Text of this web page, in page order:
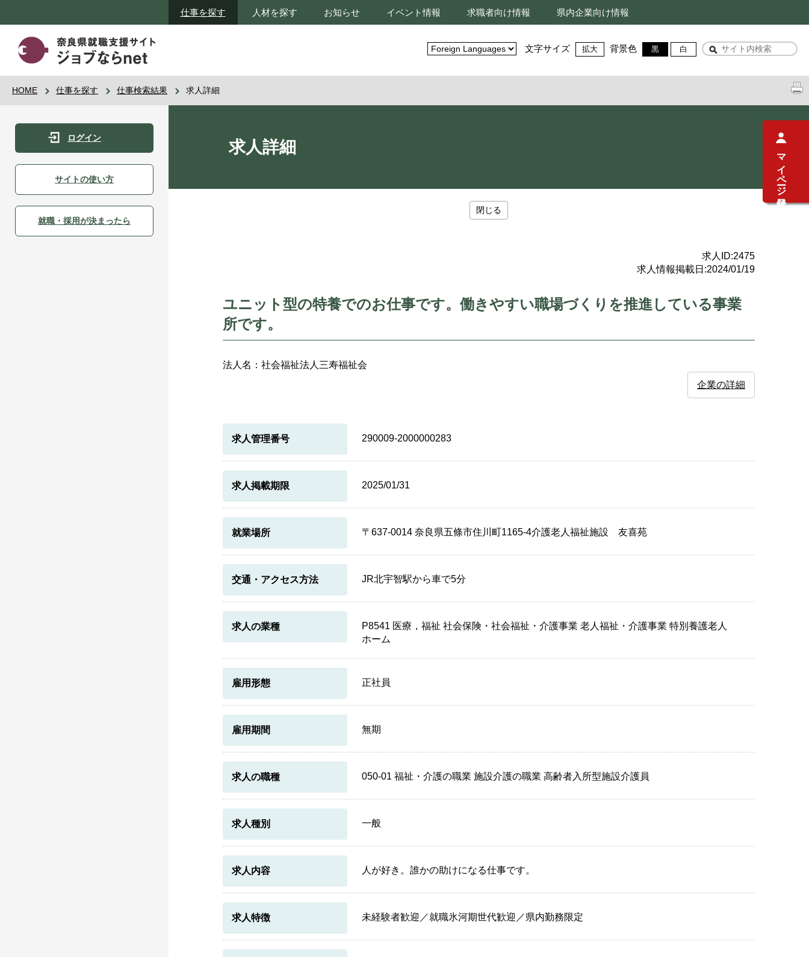
仕事を探す 人材を探す お知らせ イベント情報 求職者向け情報 県内企業向け情報
文字サイズ 拡大 背景色 黒 白
HOME 仕事を探す 仕事検索結果 求人詳細
ログイン
サイトの使い方
就職・採用が決まったら
求人詳細
閉じる
求人ID:2475
求人情報掲載日:2024/01/19
ユニット型の特養でのお仕事です。働きやすい職場づくりを推進している事業
所です。
法人名：社会福祉法人三寿福祉会
企業の詳細
求人管理番号 290009-2000000283
求人掲載期限 2025/01/31
就業場所 〒637-0014 奈良県五條市住川町1165-4介護老人福祉施設 友喜苑
交通・アクセス方法 JR北宇智駅から車で5分
求人の業種
P8541 医療，福祉 社会保険・社会福祉・介護事業 老人福祉・介護事業 特別養護老人
ホーム
雇用形態 正社員
雇用期間 無期
求人の職種 050-01 福祉・介護の職業 施設介護の職業 高齢者入所型施設介護員
求人種別 一般
求人内容 人が好き。誰かの助けになる仕事です。
求人特徴 未経験者歓迎／就職氷河期世代歓迎／県内勤務限定
マイページ登録